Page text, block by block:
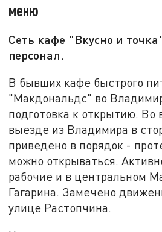
меню
Сеть кафе "Вкусно и
персонал.
В бывших кафе быстрого
"Макдональдс" во
подготовка к открытию. Во
выезде из Владимира в
приведено в порядок -
можно открываться.
рабочие и в центральном
Гагарина. Замечено
улице Растопчина.